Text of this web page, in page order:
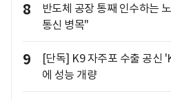
8
반도체 공장 통째 인수하는
통신 병목"
9
[단독] K9 자주포 수출 공신
에 성능 개량